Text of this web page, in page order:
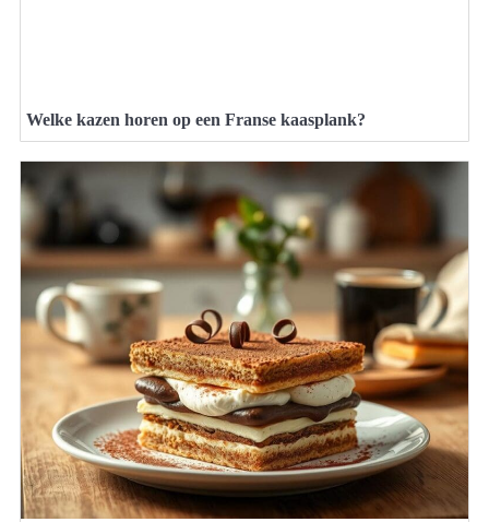
Welke kazen horen op een Franse kaasplank?